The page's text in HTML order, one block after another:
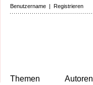
Benutzername | Registrieren
Themen
Autoren